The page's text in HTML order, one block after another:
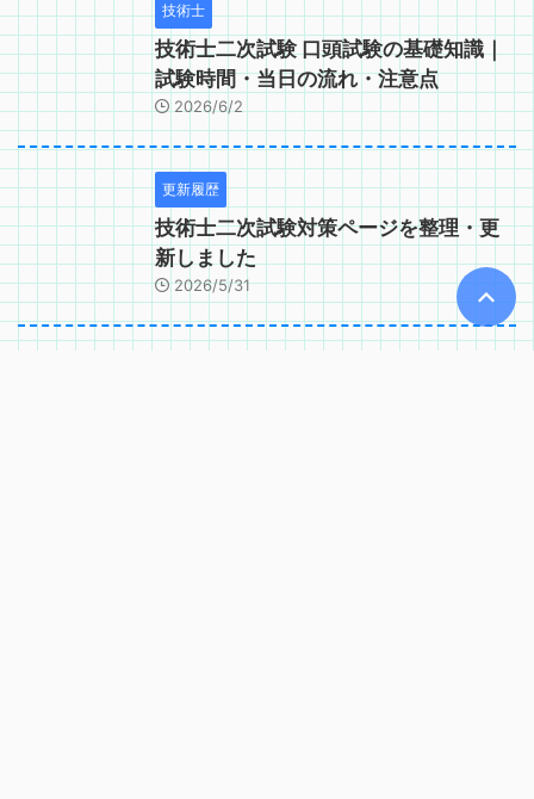
技術士
技術士二次試験 口頭試験の基礎知識｜
試験時間・当日の流れ・注意点
2026/6/2
更新履歴
技術士二次試験対策ページを整理・更
新しました
2026/5/31